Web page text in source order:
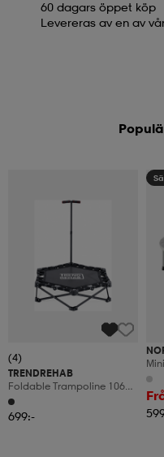
60 dagars öppet köp
Levereras av en av
(4)
TRENDREHAB
Foldable Trampoline 106
Cm With Handle
699:-